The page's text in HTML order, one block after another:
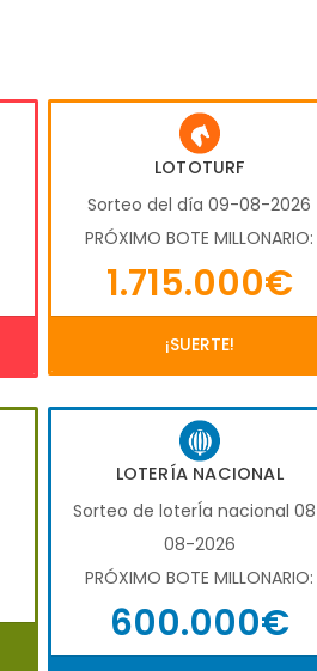
LOTOTURF
Sorteo del día 09-08-2026
PRÓXIMO BOTE MILLONARIO:
1.715.000€
¡SUERTE!
LOTERÍA NACIONAL
Sorteo de loterÍa nacional
08-2026
PRÓXIMO BOTE MILLONARIO:
600.000€